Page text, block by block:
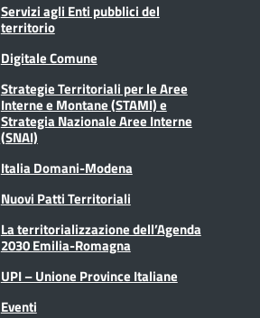
Servizi agli Enti pubblici del
territorio
Digitale Comune
Strategie Territoriali per le Aree
Interne e Montane (STAMI) e
Strategia Nazionale Aree Interne
(SNAI)
Italia Domani-Modena
Nuovi Patti Territoriali
La territorializzazione dell’Agenda
2030 Emilia-Romagna
UPI – Unione Province Italiane
Eventi